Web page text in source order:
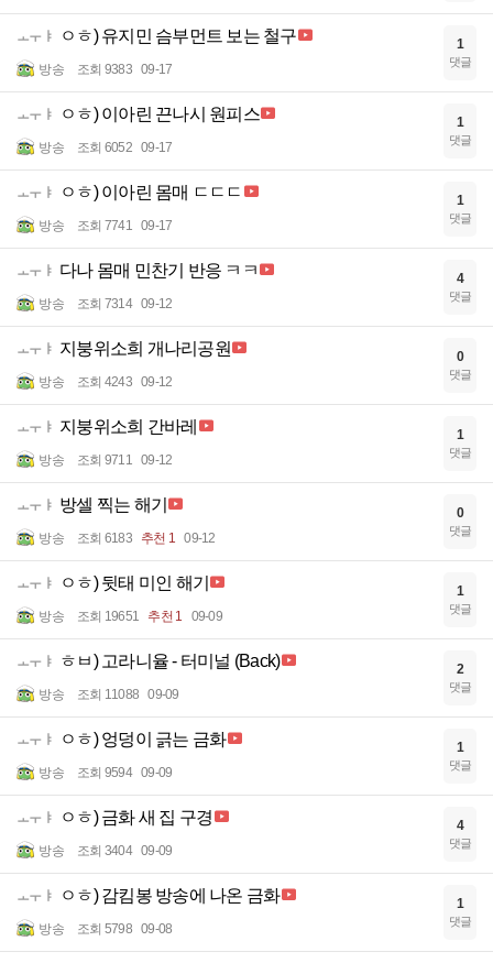
ㅗㅜㅑ ㅇㅎ) 유지민 슴부먼트 보는 철구
방송 조회 9383 09-17
1
댓글
ㅗㅜㅑ ㅇㅎ) 이아린 끈나시 원피스
방송 조회 6052 09-17
1
댓글
ㅗㅜㅑ ㅇㅎ) 이아린 몸매 ㄷㄷㄷ
방송 조회 7741 09-17
1
댓글
ㅗㅜㅑ 다나 몸매 민찬기 반응 ㅋㅋ
방송 조회 7314 09-12
4
댓글
ㅗㅜㅑ 지붕위소희 개나리공원
방송 조회 4243 09-12
0
댓글
ㅗㅜㅑ 지붕위소희 간바레
방송 조회 9711 09-12
1
댓글
ㅗㅜㅑ 방셀 찍는 해기
방송 조회 6183 추천 1 09-12
0
댓글
ㅗㅜㅑ ㅇㅎ) 뒷태 미인 해기
방송 조회 19651 추천 1 09-09
1
댓글
ㅗㅜㅑ ㅎㅂ) 고라니율 - 터미널 (Back)
방송 조회 11088 09-09
2
댓글
ㅗㅜㅑ ㅇㅎ) 엉덩이 긁는 금화
방송 조회 9594 09-09
1
댓글
ㅗㅜㅑ ㅇㅎ) 금화 새 집 구경
방송 조회 3404 09-09
4
댓글
ㅗㅜㅑ ㅇㅎ) 감킴봉 방송에 나온 금화
방송 조회 5798 09-08
1
댓글